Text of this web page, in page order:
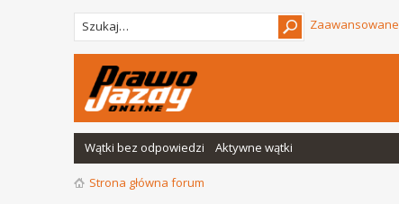
Zaawansowane
Wątki bez odpowiedzi Aktywne wątki
Strona główna forum